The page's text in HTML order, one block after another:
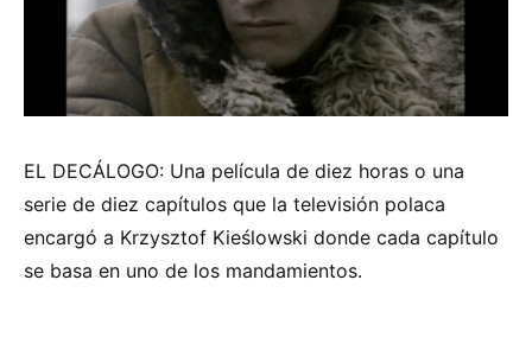
EL DECÁLOGO: Una película de diez horas o una
serie de diez capítulos que la televisión polaca
encargó a Krzysztof Kieślowski donde cada capítulo
se basa en uno de los mandamientos.